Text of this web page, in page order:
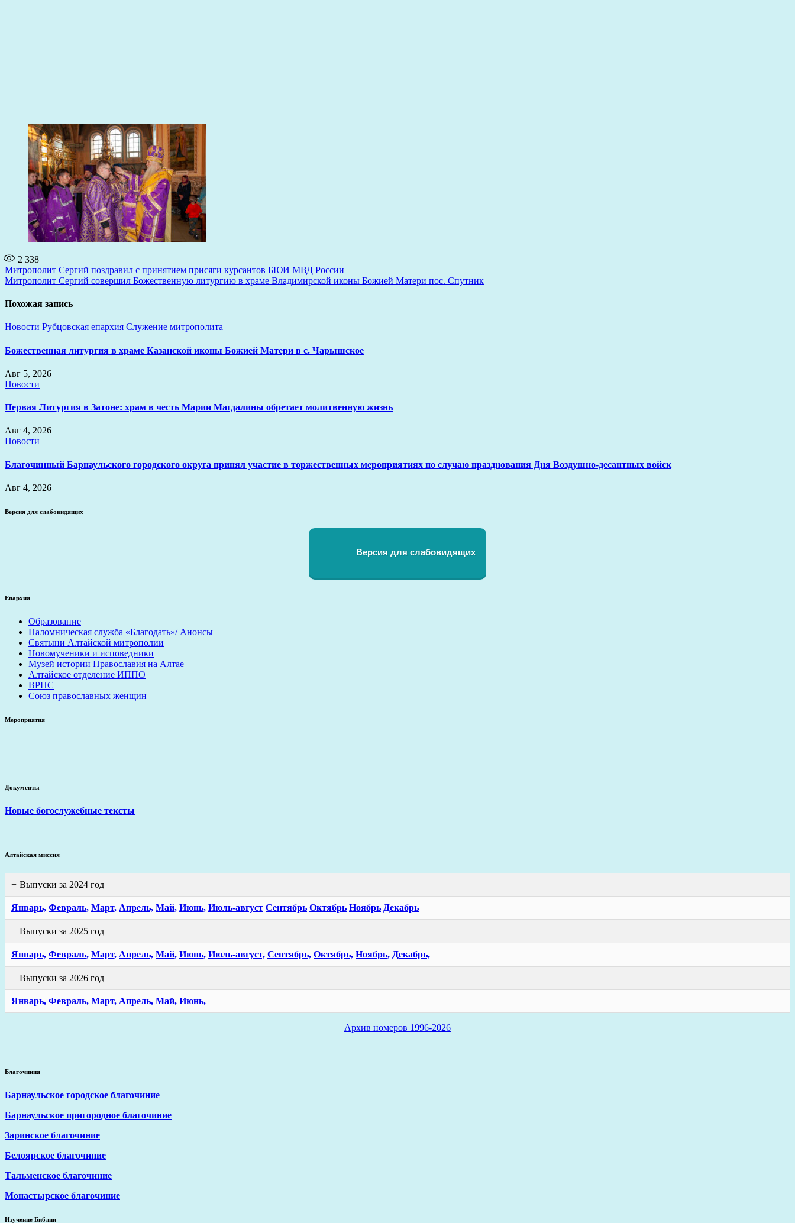
2 338
Навигация
по
записям
Митрополит Сергий поздравил с принятием присяги курсантов БЮИ МВД России
Митрополит Сергий совершил Божественную литургию в храме Владимирской иконы Божией Матери пос. Спутник
Похожая запись
Новости Рубцовская епархия Служение митрополита
Божественная литургия в храме Казанской иконы Божией Матери в с. Чарышское
Авг 5, 2026
Новости
Первая Литургия в Затоне: храм в честь Марии Магдалины обретает молитвенную жизнь
Авг 4, 2026
Новости
Благочинный Барнаульского городского округа принял участие в торжественных мероприятиях по случаю празднования Дня Воздушно-десантных войск
Авг 4, 2026
Версия для слабовидящих
Версия для слабовидящих
Епархия
Образование
Паломническая служба «Благодать»/ Анонсы
Святыни Алтайской митрополии
Новомученики и исповедники
Музей истории Православия на Алтае
Алтайское отделение ИППО
ВРНС
Союз православных женщин
Мероприятия
Документы
Новые богослужебные тексты
Алтайская миссия
Выпуски за 2024 год
Январь, Февраль, Март, Апрель, Май, Июнь, Июль-август Сентябрь Октябрь Ноябрь Декабрь
Выпуски за 2025 год
Январь, Февраль, Март, Апрель, Май, Июнь, Июль-август, Сентябрь, Октябрь, Ноябрь, Декабрь,
Выпуски за 2026 год
Январь, Февраль, Март, Апрель, Май, Июнь,
Архив номеров 1996-2026
Благочиния
Барнаульское городское благочиние
Барнаульское пригородное благочиние
Заринское благочиние
Белоярское благочиние
Тальменское благочиние
Монастырское благочиние
Изучение Библии